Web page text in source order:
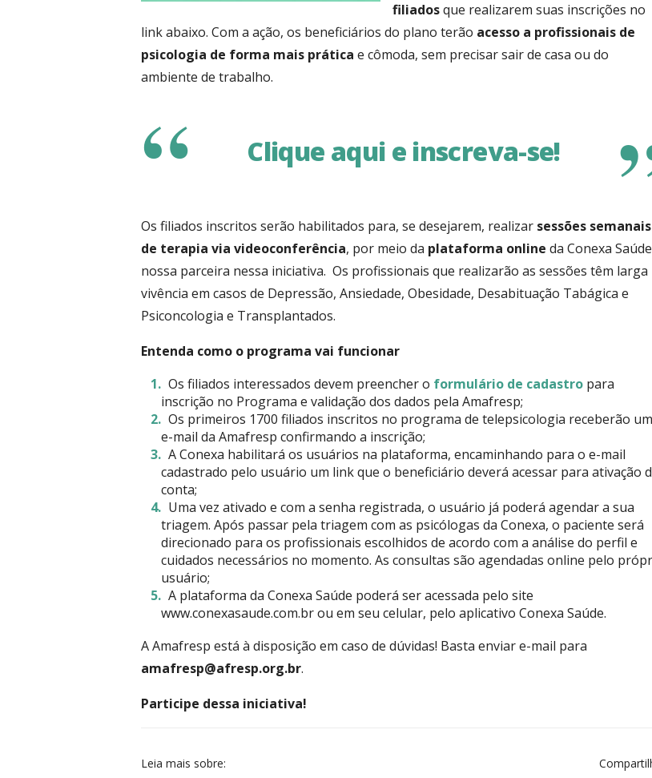
filiadosque realizarem suas inscrições no
link abaixo. Com a ação, os beneficiários do plano terão acesso a profissionais de
psicologia de forma mais prática e cômoda, sem precisar sair de casa ou do
ambiente de trabalho.
Clique aqui e inscreva-se!
Os filiados inscritos serão habilitados para, se desejarem, realizar sessões semanais
de terapia via videoconferência, por meio da plataforma online da Conexa
nossa parceira nessa iniciativa. Os profissionais que realizarão as sessões têm larga
vivência em casos de Depressão, Ansiedade, Obesidade, Desabituação Tabágica e
Psiconcologia e Transplantados.
Entenda como o programa vai funcionar
Os filiados interessados devem preencher o formulário de cadastro para
inscrição no Programa e validação dos dados pela Amafresp;
Os primeiros 1700 filiados inscritos no programa de telepsicologia receberão um
e-mail da Amafresp confirmando a inscrição;
A Conexa habilitará os usuários na plataforma, encaminhando para o e-mail
cadastrado pelo usuário um link que o beneficiário deverá acessar para ativação
conta;
Uma vez ativado e com a senha registrada, o usuário já poderá agendar a sua
triagem. Após passar pela triagem com as psicólogas da Conexa, o paciente será
direcionado para os profissionais escolhidos de acordo com a análise do perfil e
cuidados necessários no momento. As consultas são agendadas online pelo
usuário;
A plataforma da Conexa Saúde poderá ser acessada pelo site
www.conexasaude.com.br ou em seu celular, pelo aplicativo Conexa Saúde.
A Amafresp está à disposição em caso de dúvidas! Basta enviar e-mail para
amafresp@afresp.org.br.
Participe dessa iniciativa!
Leia mais sobre: